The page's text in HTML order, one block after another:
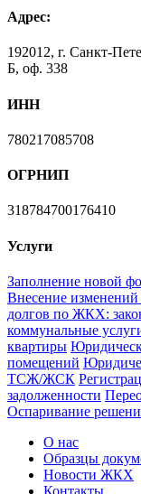
Адрес:
192012, г. Санкт-
Б, оф. 338
ИНН
780217085708
ОГРНИП
318784700176410
Услуги
Заполнение новой
Внесение
долгов по ЖКХ:
коммунальные
квартиры
помещений
ТСЖ/ЖСК
задолженности
Оспаривание
О нас
Образцы
Новости ЖКХ
Контакты